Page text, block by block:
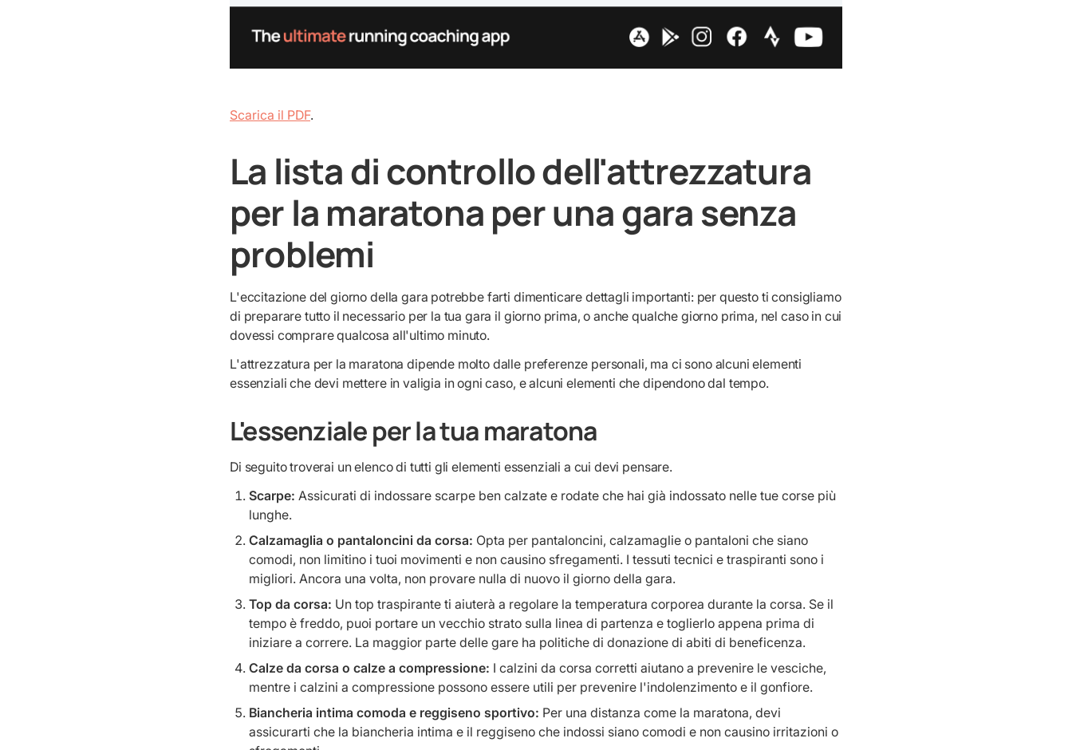
Scarica il PDF.
La lista di controllo dell'attrezzatura
per la maratona per una gara senza
problemi
L'eccitazione del giorno della gara potrebbe farti dimenticare dettagli importanti: per questo ti consigliamo
di preparare tutto il necessario per la tua gara il giorno prima, o anche qualche giorno prima, nel caso in cui
dovessi comprare qualcosa all'ultimo minuto.
L'attrezzatura per la maratona dipende molto dalle preferenze personali, ma ci sono alcuni elementi
essenziali che devi mettere in valigia in ogni caso, e alcuni elementi che dipendono dal tempo.
L'essenziale per la tua maratona
Di seguito troverai un elenco di tutti gli elementi essenziali a cui devi pensare.
Scarpe: Assicurati di indossare scarpe ben calzate e rodate che hai già indossato nelle tue corse più
lunghe.
Calzamaglia o pantaloncini da corsa: Opta per pantaloncini, calzamaglie o pantaloni che siano
comodi, non limitino i tuoi movimenti e non causino sfregamenti. I tessuti tecnici e traspiranti sono i
migliori. Ancora una volta, non provare nulla di nuovo il giorno della gara.
Top da corsa: Un top traspirante ti aiuterà a regolare la temperatura corporea durante la corsa. Se il
tempo è freddo, puoi portare un vecchio strato sulla linea di partenza e toglierlo appena prima di
iniziare a correre. La maggior parte delle gare ha politiche di donazione di abiti di beneficenza.
Calze da corsa o calze a compressione: I calzini da corsa corretti aiutano a prevenire le vesciche,
mentre i calzini a compressione possono essere utili per prevenire l'indolenzimento e il gonfiore.
Biancheria intima comoda e reggiseno sportivo: Per una distanza come la maratona, devi
assicurarti che la biancheria intima e il reggiseno che indossi siano comodi e non causino irritazioni o